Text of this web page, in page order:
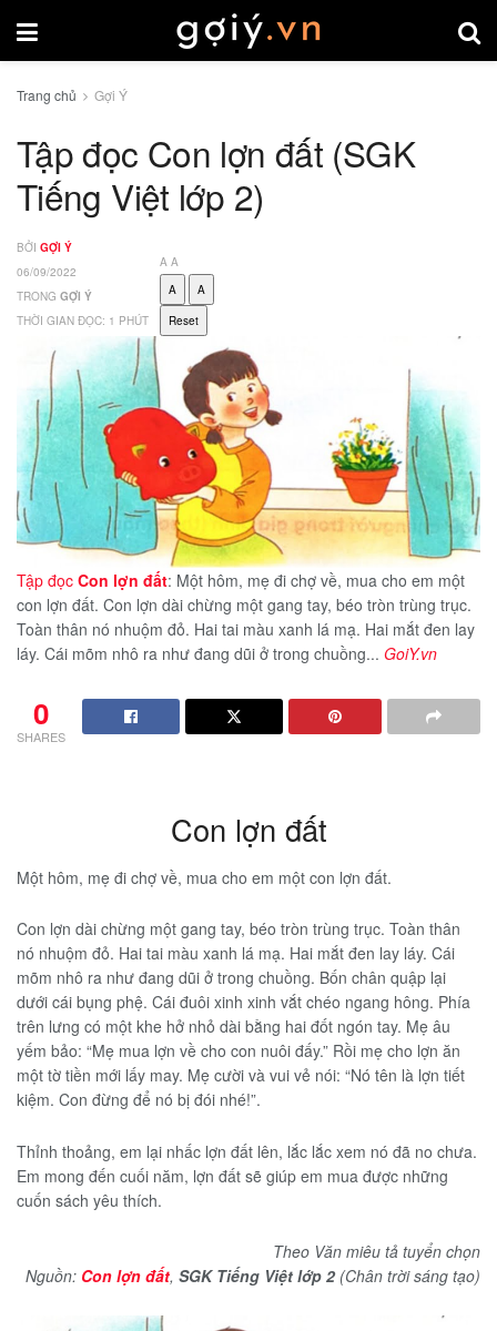
Trang chủ Gợi Ý
Tập đọc Con lợn đất (SGK
Tiếng Việt lớp 2)
BỞI GỢI Ý
06/09/2022
TRONG GỢI Ý
THỜI GIAN ĐỌC: 1 PHÚT
A A
A
A
Reset
Tập đọc Con lợn đất: Một hôm, mẹ đi chợ về, mua cho em một
con lợn đất. Con lợn dài chừng một gang tay, béo tròn trùng trục.
Toàn thân nó nhuộm đỏ. Hai tai màu xanh lá mạ. Hai mắt đen lay
láy. Cái mõm nhô ra như đang dũi ở trong chuồng... GoiY.vn
0
SHARES
Con lợn đất
Một hôm, mẹ đi chợ về, mua cho em một con lợn đất.
Con lợn dài chừng một gang tay, béo tròn trùng trục. Toàn thân
nó nhuộm đỏ. Hai tai màu xanh lá mạ. Hai mắt đen lay láy. Cái
mõm nhô ra như đang dũi ở trong chuồng. Bốn chân quập lại
dưới cái bụng phệ. Cái đuôi xinh xinh vắt chéo ngang hông. Phía
trên lưng có một khe hở nhỏ dài bằng hai đốt ngón tay. Mẹ âu
yếm bảo: “Mẹ mua lợn về cho con nuôi đấy.” Rồi mẹ cho lợn ăn
một tờ tiền mới lấy may. Mẹ cười và vui vẻ nói: “Nó tên là lợn tiết
kiệm. Con đừng để nó bị đói nhé!”.
Thỉnh thoảng, em lại nhấc lợn đất lên, lắc lắc xem nó đã no chưa.
Em mong đến cuối năm, lợn đất sẽ giúp em mua được những
cuốn sách yêu thích.
Theo Văn miêu tả tuyển chọn
Nguồn: Con lợn đất, SGK Tiếng Việt lớp 2(Chân trời sáng tạo)